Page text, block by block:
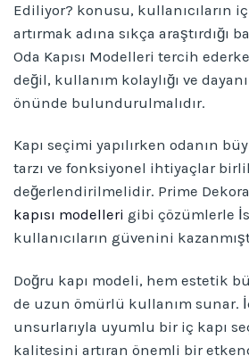
Ediliyor? konusu, kullanıcıların
artırmak adına sıkça araştırdığı
Oda Kapısı Modelleri tercih
değil, kullanım kolaylığı ve
önünde bulundurulmalıdır.
Kapı seçimi yapılırken odanın
tarzı ve fonksiyonel ihtiyaçlar
değerlendirilmelidir. Prime
kapısı modelleri gibi çözümlerle
kullanıcıların güvenini
Doğru kapı modeli, hem estetik
de uzun ömürlü kullanım sunar.
unsurlarıyla uyumlu bir iç kapı
kalitesini artıran önemli bir